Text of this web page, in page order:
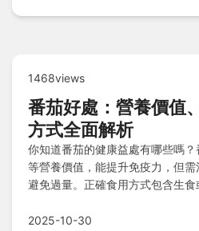
1468views
番茄好處：營養價值
方式全面解析
你知道番茄的健康益處有哪些嗎
等營養價值，能提升免疫力，但
避免過量。正確食用方式包含生
攝取番茄營養。
2025-10-30